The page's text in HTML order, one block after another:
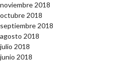
noviembre 2018
octubre 2018
septiembre 2018
agosto 2018
julio 2018
junio 2018